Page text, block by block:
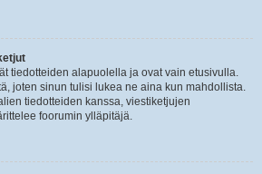
tiedotteiden alapuolella ja ovat vain etusivulla.
joten sinun tulisi lukea ne aina kun mahdollista.
tiedotteiden kanssa, viestiketjujen
foorumin ylläpitäjä.